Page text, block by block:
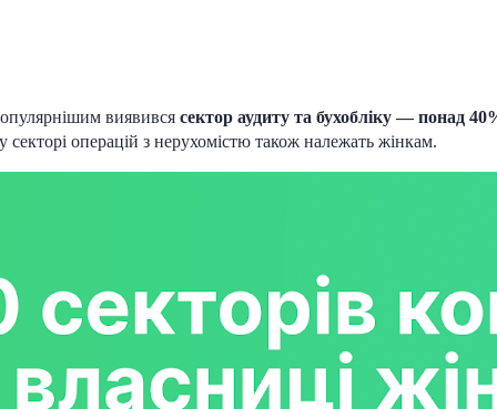
виявився сектор аудиту та бухобліку — понад
операцій з нерухомістю також належать жінкам.